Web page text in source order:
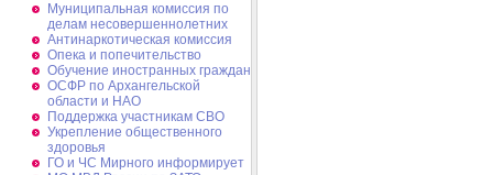
Муниципальная комиссия по
делам несовершеннолетних
Антинаркотическая комиссия
Опека и попечительство
Обучение иностранных граждан
ОСФР по Архангельской
области и НАО
Поддержка участникам СВО
Укрепление общественного
здоровья
ГО и ЧС Мирного информирует